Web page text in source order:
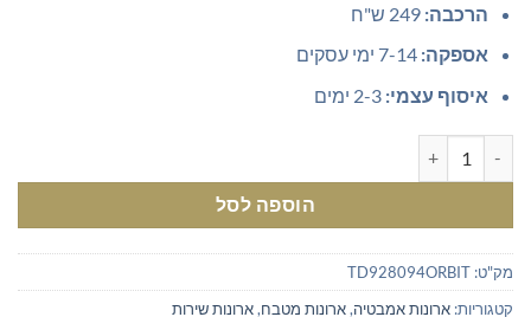
הרכבה:
אספקה:
איסוף עצמי:
הוספה לסל
מק"ט: TD928094ORBIT
קטגוריות: ארונות אמבטיה,ארונות מטבח,ארונות שירות